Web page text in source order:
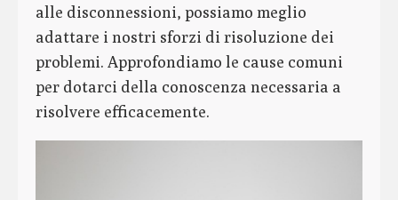
alle disconnessioni, possiamo meglio
adattare i nostri sforzi di risoluzione dei
problemi. Approfondiamo le cause comuni
per dotarci della conoscenza necessaria a
risolvere efficacemente.